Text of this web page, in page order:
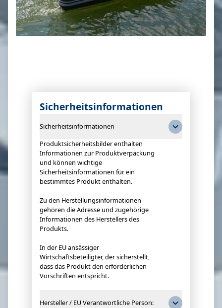
Sicherheitsinformationen
Sicherheitsinformationen
Produktsicherheitsbilder enthalten
Informationen zur Produktverpackung
und können wichtige
Sicherheitsinformationen für ein
bestimmtes Produkt enthalten.
Zu den Herstellungsinformationen
gehören die Adresse und zugehörige
Informationen des Herstellers des
Produkts.
In der EU ansässiger
Wirtschaftsbeteiligter, der sicherstellt,
dass das Produkt den erforderlichen
Vorschriften entspricht.
Hersteller / EU Verantwortliche Person: